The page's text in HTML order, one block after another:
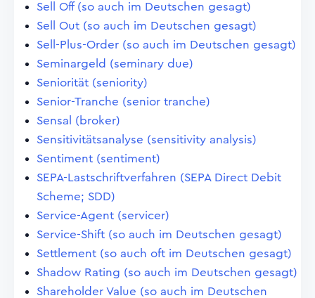
Sell Off (so auch im Deutschen gesagt)
Sell Out (so auch im Deutschen gesagt)
Sell-Plus-Order (so auch im Deutschen gesagt)
Seminargeld (seminary due)
Seniorität (seniority)
Senior-Tranche (senior tranche)
Sensal (broker)
Sensitivitätsanalyse (sensitivity analysis)
Sentiment (sentiment)
SEPA-Lastschriftverfahren (SEPA Direct Debit
Scheme; SDD)
Service-Agent (servicer)
Service-Shift (so auch im Deutschen gesagt)
Settlement (so auch oft im Deutschen gesagt)
Shadow Rating (so auch im Deutschen gesagt)
Shareholder Value (so auch im Deutschen